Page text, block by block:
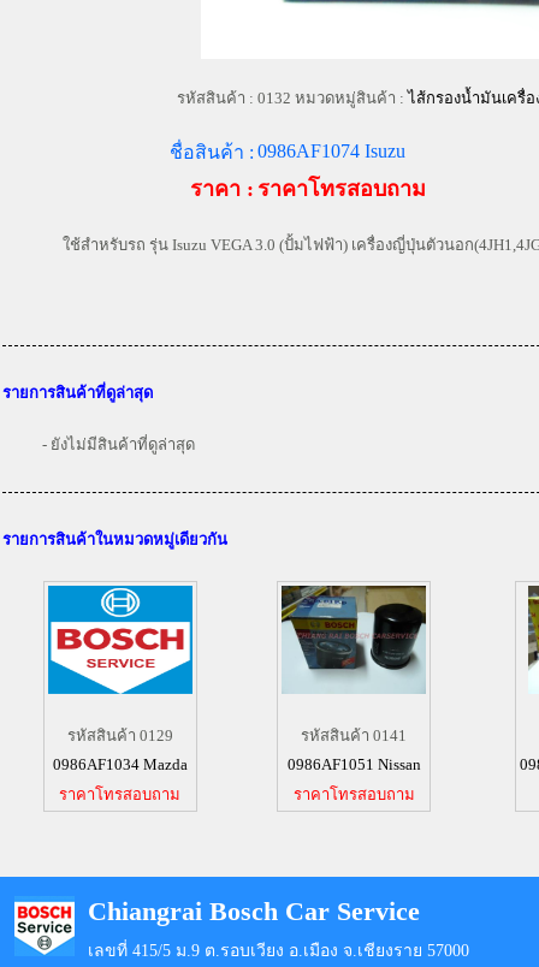
รหัสสินค้า : 0132 หมวดหมู่สินค้า :ไส้กรองน้ำมันเครื่อ
ชื่อสินค้า : 0986AF1074 Isuzu
ราคา : ราคาโทรสอบถาม
ใช้สำหรับรถ รุ่น Isuzu VEGA 3.0 (ปั้มไฟฟ้า) เครื่องญี่ปุ่นตัวนอก
รายการสินค้าที่ดูล่าสุด
- ยังไม่มีสินค้าที่ดูล่าสุด
รายการสินค้าในหมวดหมู่เดียวกัน
รหัสสินค้า 0129
0986AF1034 Mazda
ราคาโทรสอบถาม
รหัสสินค้า 0141
0986AF1051 Nissan
ราคาโทรสอบถาม
Chiangrai Bosch Car Service
เลขที่ 415/5 ม.9 ต.รอบเวียง อ.เมือง จ.เชียงราย 57000